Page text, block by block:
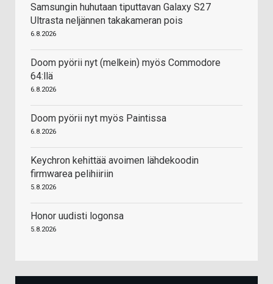
Samsungin huhutaan tiputtavan Galaxy S27
Ultrasta neljännen takakameran pois
6.8.2026
Doom pyörii nyt (melkein) myös Commodore
64:llä
6.8.2026
Doom pyörii nyt myös Paintissa
6.8.2026
Keychron kehittää avoimen lähdekoodin
firmwarea pelihiiriin
5.8.2026
Honor uudisti logonsa
5.8.2026